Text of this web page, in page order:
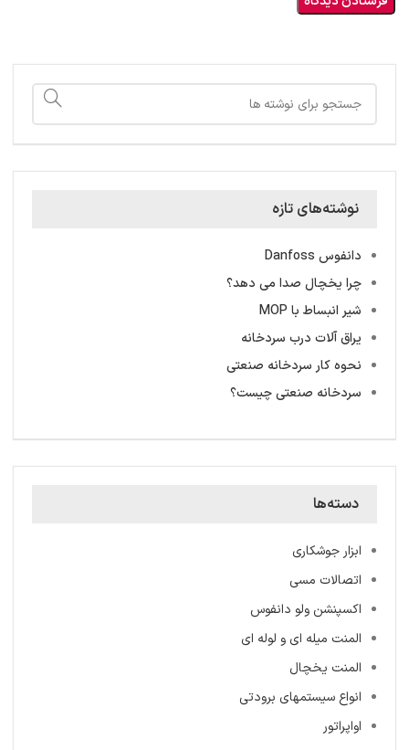
نوشته‌های تازه
دانفوس Danfoss
چرا یخچال صدا می دهد؟
شیر انبساط با MOP
یراق آلات درب سردخانه
نحوه کار سردخانه صنعتی
سردخانه‌ صنعتی چیست؟
دسته‌ها
ابزار جوشکاری
اتصالات مسی
اکسپنشن ولو دانفوس
المنت میله ‌ای و لوله ای
المنت یخچال
انواع سیستمهای برودتی
اواپراتور